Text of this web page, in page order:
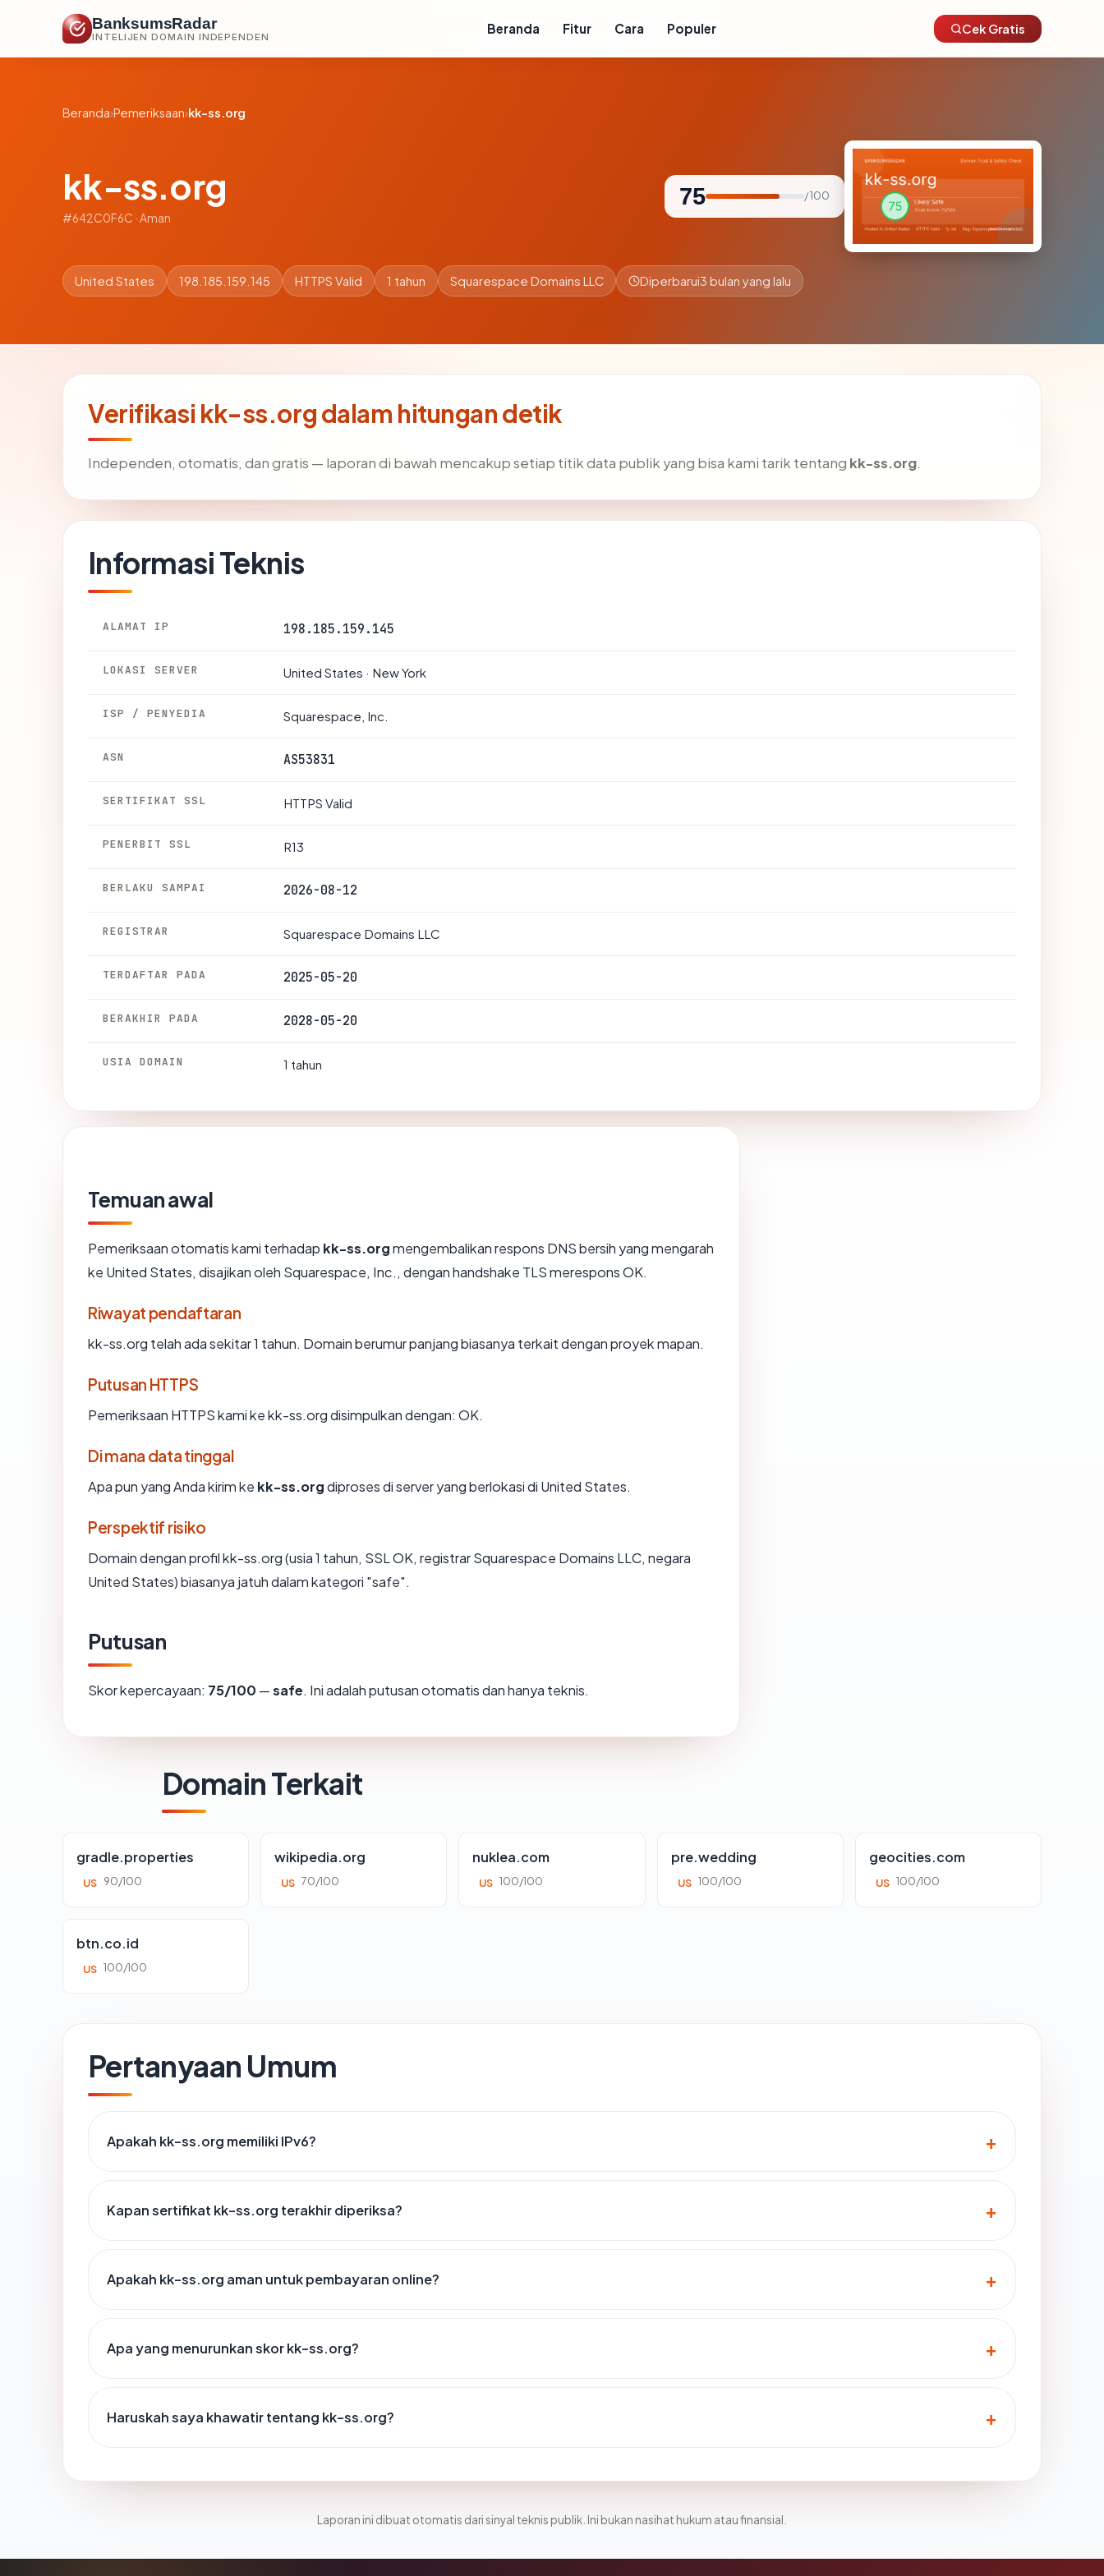
BanksumsRadar
INTELIJEN DOMAIN INDEPENDEN
Beranda Fitur Cara Populer Cek Gratis
Beranda›Pemeriksaan›kk-ss.org
kk-ss.org
#642C0F6C · Aman
75 / 100
United States 198.185.159.145 HTTPS Valid 1 tahun Squarespace Domains LLC Diperbarui3 bulan yang lalu
Verifikasi kk-ss.org dalam hitungan detik
Independen, otomatis, dan gratis — laporan di bawah mencakup setiap titik data publik yang bisa kami tarik tentang kk-ss.org.
Informasi Teknis
ALAMAT IP 198.185.159.145
LOKASI SERVER United States · New York
ISP / PENYEDIA Squarespace, Inc.
ASN AS53831
SERTIFIKAT SSL HTTPS Valid
PENERBIT SSL R13
BERLAKU SAMPAI 2026-08-12
REGISTRAR Squarespace Domains LLC
TERDAFTAR PADA 2025-05-20
BERAKHIR PADA 2028-05-20
USIA DOMAIN 1 tahun
Temuan awal
Pemeriksaan otomatis kami terhadap kk-ss.orgmengembalikan respons DNS bersih yang mengarah
ke United States, disajikan oleh Squarespace, Inc., dengan handshake TLS merespons OK.
Riwayat pendaftaran
kk-ss.org telah ada sekitar 1 tahun. Domain berumur panjang biasanya terkait dengan proyek mapan.
Putusan HTTPS
Pemeriksaan HTTPS kami ke kk-ss.org disimpulkan dengan: OK.
Di mana data tinggal
Apa pun yang Anda kirim ke kk-ss.orgdiproses di server yang berlokasi di United States.
Perspektif risiko
Domain dengan profil kk-ss.org (usia 1 tahun, SSL OK, registrar Squarespace Domains LLC, negara
United States) biasanya jatuh dalam kategori "safe".
Putusan
Skor kepercayaan: 75/100 —safe. Ini adalah putusan otomatis dan hanya teknis.
Domain Terkait
gradle.properties
US 90/100
wikipedia.org
US 70/100
nuklea.com
US 100/100
pre.wedding
US 100/100
geocities.com
US 100/100
btn.co.id
US 100/100
Pertanyaan Umum
Apakah kk-ss.org memiliki IPv6?
Kapan sertifikat kk-ss.org terakhir diperiksa?
Apakah kk-ss.org aman untuk pembayaran online?
Apa yang menurunkan skor kk-ss.org?
Haruskah saya khawatir tentang kk-ss.org?
Laporan ini dibuat otomatis dari sinyal teknis publik. Ini bukan nasihat hukum atau finansial.